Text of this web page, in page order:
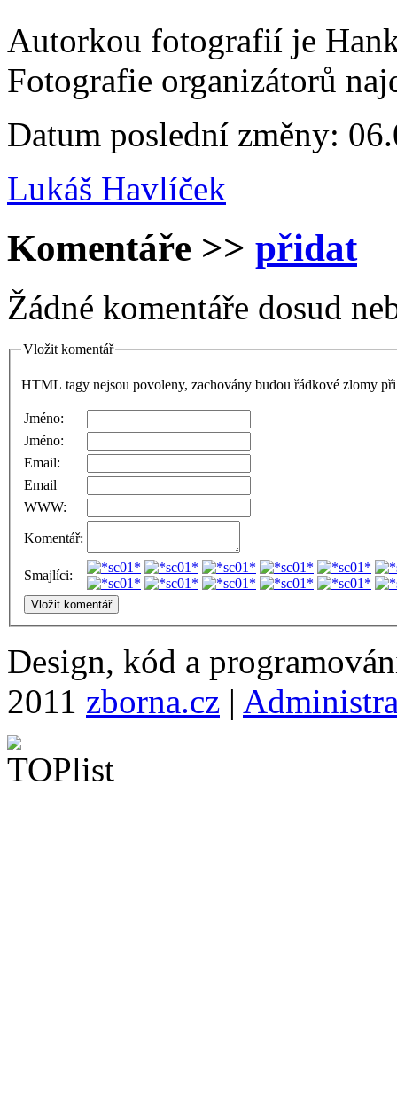
Autorkou fotografií je
Fotografie organizátorů
Datum poslední změny:
Lukáš Havlíček
Komentáře >> přidat
Žádné komentáře dosud
Vložit komentář
HTML tagy nejsou povoleny, zachovány budou řádkové zlomy
Jméno:
Jméno:
Email:
Email
WWW:
Komentář:
Smajlíci:
Design, kód a
2011 zborna.cz |